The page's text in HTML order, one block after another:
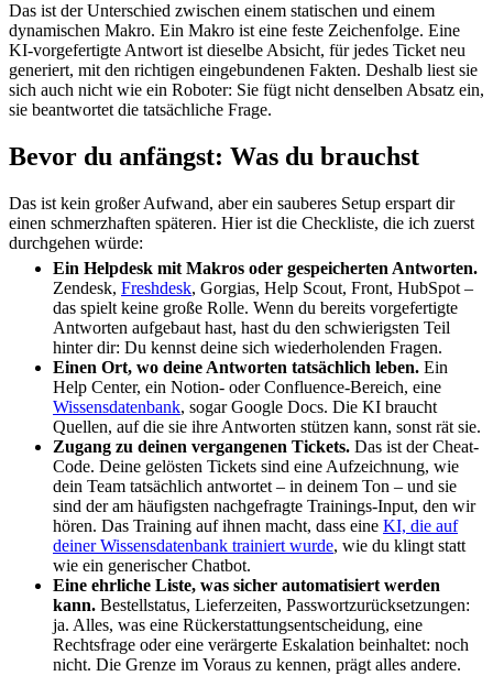
Das ist der Unterschied zwischen einem statischen und einem
dynamischen Makro. Ein Makro ist eine feste Zeichenfolge. Eine
KI-vorgefertigte Antwort ist dieselbe Absicht, für jedes Ticket neu
generiert, mit den richtigen eingebundenen Fakten. Deshalb liest sie
sich auch nicht wie ein Roboter: Sie fügt nicht denselben Absatz ein,
sie beantwortet die tatsächliche Frage.
Bevor du anfängst: Was du brauchst
Das ist kein großer Aufwand, aber ein sauberes Setup erspart dir
einen schmerzhaften späteren. Hier ist die Checkliste, die ich zuerst
durchgehen würde:
Ein Helpdesk mit Makros oder gespeicherten Antworten.
Zendesk, Freshdesk, Gorgias, Help Scout, Front, HubSpot –
das spielt keine große Rolle. Wenn du bereits vorgefertigte
Antworten aufgebaut hast, hast du den schwierigsten Teil
hinter dir: Du kennst deine sich wiederholenden Fragen.
Einen Ort, wo deine Antworten tatsächlich leben. Ein
Help Center, ein Notion- oder Confluence-Bereich, eine
Wissensdatenbank, sogar Google Docs. Die KI braucht
Quellen, auf die sie ihre Antworten stützen kann, sonst rät sie.
Zugang zu deinen vergangenen Tickets. Das ist der Cheat-
Code. Deine gelösten Tickets sind eine Aufzeichnung, wie
dein Team tatsächlich antwortet – in deinem Ton – und sie
sind der am häufigsten nachgefragte Trainings-Input, den wir
hören. Das Training auf ihnen macht, dass eine KI, die auf
deiner Wissensdatenbank trainiert wurde, wie du klingt statt
wie ein generischer Chatbot.
Eine ehrliche Liste, was sicher automatisiert werden
kann. Bestellstatus, Lieferzeiten, Passwortzurücksetzungen:
ja. Alles, was eine Rückerstattungsentscheidung, eine
Rechtsfrage oder eine verärgerte Eskalation beinhaltet: noch
nicht. Die Grenze im Voraus zu kennen, prägt alles andere.